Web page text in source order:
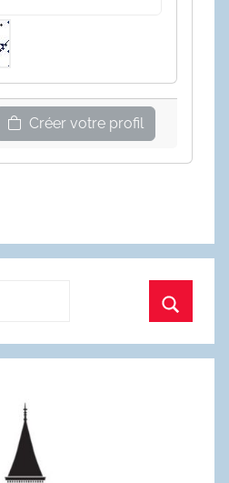
Créer votre profil